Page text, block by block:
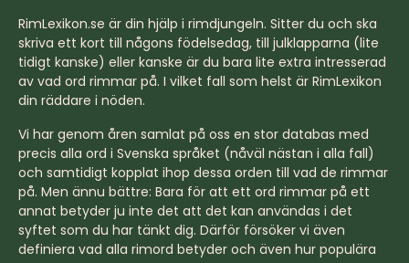
RimLexikon.se är din hjälp i rimdjungeln. Sitter du och ska
skriva ett kort till någons födelsedag, till julklapparna (lite
tidigt kanske) eller kanske är du bara lite extra intresserad
av vad ord rimmar på. I vilket fall som helst är RimLexikon
din räddare i nöden.
Vi har genom åren samlat på oss en stor databas med
precis alla ord i Svenska språket (nåväl nästan i alla fall)
och samtidigt kopplat ihop dessa orden till vad de rimmar
på. Men ännu bättre: Bara för att ett ord rimmar på ett
annat betyder ju inte det att det kan användas i det
syftet som du har tänkt dig. Därför försöker vi även
definiera vad alla rimord betyder och även hur populära